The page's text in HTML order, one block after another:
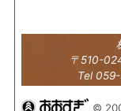
〒510-
Tel
©